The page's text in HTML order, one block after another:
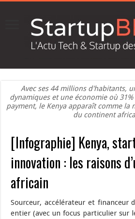
Avec ses 44 millions d'habitants,
dynamiques et une économie où
payment, le Kenya apparaît comme la
du continent
[Infographie] Kenya,
innovation : les raisons
africain
Sourceur, accélérateur et financeur
entier (avec un focus particulier sur